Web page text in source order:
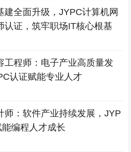
建全面升级，JYPC计算机网
认证，筑牢职场IT核心根基
工程师：电子产业高质量发
认证赋能专业人才
师：软件产业持续发展，JYP
编程人才成长